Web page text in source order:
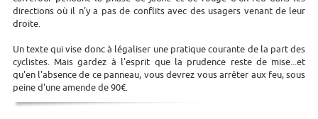
directions où il n’y a pas de conflits avec des usagers venant de leur
droite.
Un texte qui vise donc à légaliser une pratique courante de la part des
cyclistes. Mais gardez à l'esprit que la prudence reste de mise...et
qu'en l'absence de ce panneau, vous devrez vous arrêter aux feu, sous
peine d'une amende de 90€.